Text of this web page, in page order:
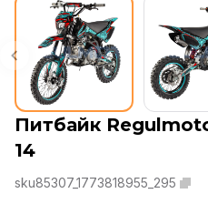
Питбайк
14
sku85307_1773818955_295